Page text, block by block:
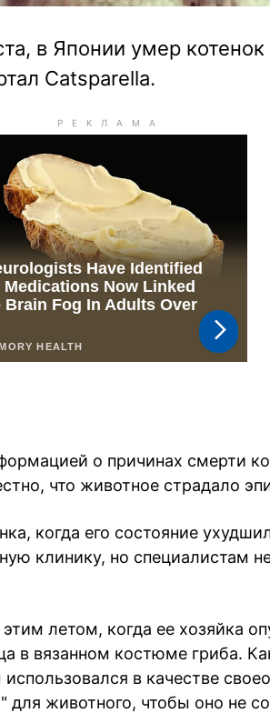
в Японии умер
Catsparella.
о причинах смерти
что животное страдало
когда его состояние
клинику, но специалистам
летом, когда ее хозяйка
в вязанном костюме гриба.
в качестве
животного, чтобы оно не